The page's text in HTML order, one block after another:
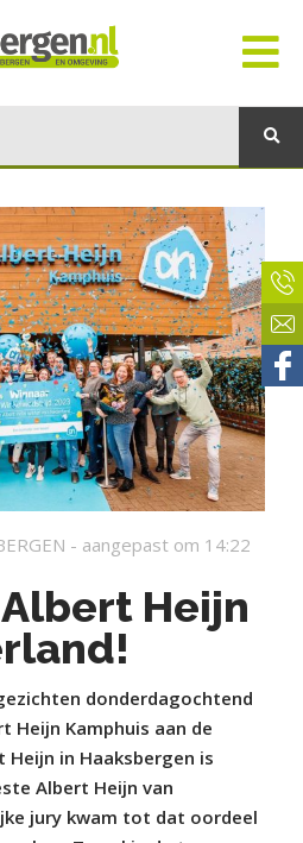
- aangepast om 14:22
Heijn
gezichten donderdagochtend
Heijn Kamphuis aan de
in Haaksbergen is
Albert Heijn van
jury kwam tot dat oordeel